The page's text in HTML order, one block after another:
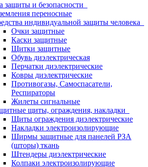
защиты и безопасности
переносные
индивидуальной защиты человека
Очки защитные
Каски защитные
Щитки защитные
Обувь диэлектрическая
Перчатки диэлектрические
Ковры диэлектрические
Противогазы, Самоспасатели,
Респираторы
Жилеты сигнальные
щиты, ограждения, накладки
Щиты ограждения диэлектрические
Накладки электроизолирующие
Ширмы защитные для панелей РЗА
(шторы) ткань
Штендеры диэлектрические
Колпаки электроизолирующие